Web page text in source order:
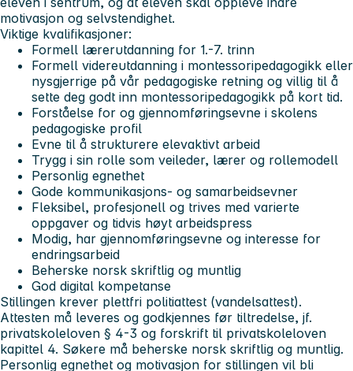
motivasjon og selvstendighet.
Viktige kvalifikasjoner:
Formell lærerutdanning for 1.-7. trinn
Formell videreutdanning i montessoripedagogikk eller
nysgjerrige på vår pedagogiske retning og villig til å
sette deg godt inn montessoripedagogikk på kort tid.
Forståelse for og gjennomføringsevne i skolens
pedagogiske profil
Evne til å strukturere elevaktivt arbeid
Trygg i sin rolle som veileder, lærer og rollemodell
Personlig egnethet
Gode kommunikasjons- og samarbeidsevner
Fleksibel, profesjonell og trives med varierte
oppgaver og tidvis høyt arbeidspress
Modig, har gjennomføringsevne og interesse for
endringsarbeid
Beherske norsk skriftlig og muntlig
God digital kompetanse
Stillingen krever plettfri politiattest (vandelsattest).
Attesten må leveres og godkjennes før tiltredelse, jf.
privatskoleloven § 4-3 og forskrift til privatskoleloven
kapittel 4. Søkere må beherske norsk skriftlig og muntlig.
Personlig egnethet og motivasjon for stillingen vil bli